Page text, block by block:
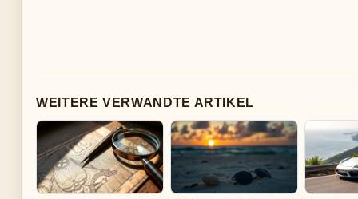
WEITERE VERWANDTE ARTIKEL